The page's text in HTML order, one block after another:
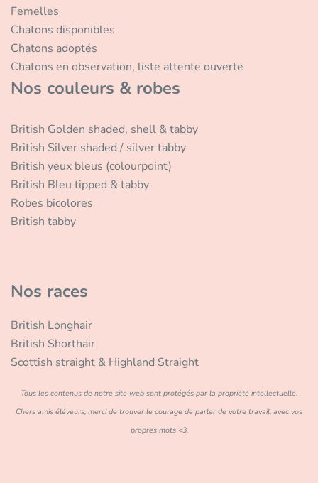
Femelles
Chatons disponibles
Chatons adoptés
Chatons en observation, liste attente ouverte
Nos couleurs & robes
British Golden shaded, shell & tabby
British Silver shaded / silver tabby
British yeux bleus (colourpoint)
British Bleu tipped & tabby
Robes bicolores
British tabby
Nos races
British Longhair
British Shorthair
Scottish straight & Highland Straight
Tous les contenus de notre site web sont protégés par la propriété intellectuelle.
Chers amis éléveurs, merci de trouver le courage de parler de votre travail, avec vos
propres mots <3.